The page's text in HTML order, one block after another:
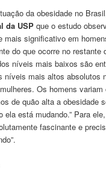
da obesidade no
da USPque o estudo
mais significativo em
do que ocorre no restante
níveis mais baixos são
níveis mais altos absolutos
Os homens variam
de quão alta a obesidade
ela está mudando.” Para
fascinante e